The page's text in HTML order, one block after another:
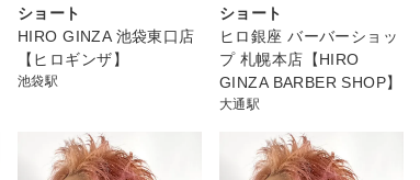
ショート
HIRO GINZA 池袋東口店
【ヒロギンザ】
池袋駅
ショート
ヒロ銀座 バーバーショッ
プ 札幌本店【HIRO
GINZA BARBER SHOP】
大通駅